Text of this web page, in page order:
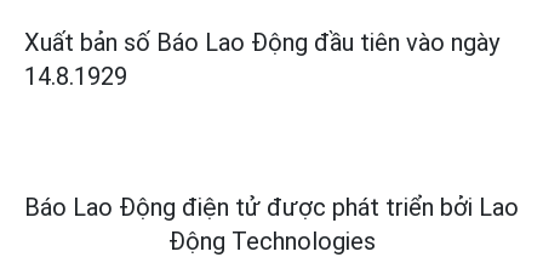
Xuất bản số Báo Lao Động đầu tiên vào ngày
14.8.1929
Báo Lao Động điện tử được phát triển bởi Lao
Động Technologies